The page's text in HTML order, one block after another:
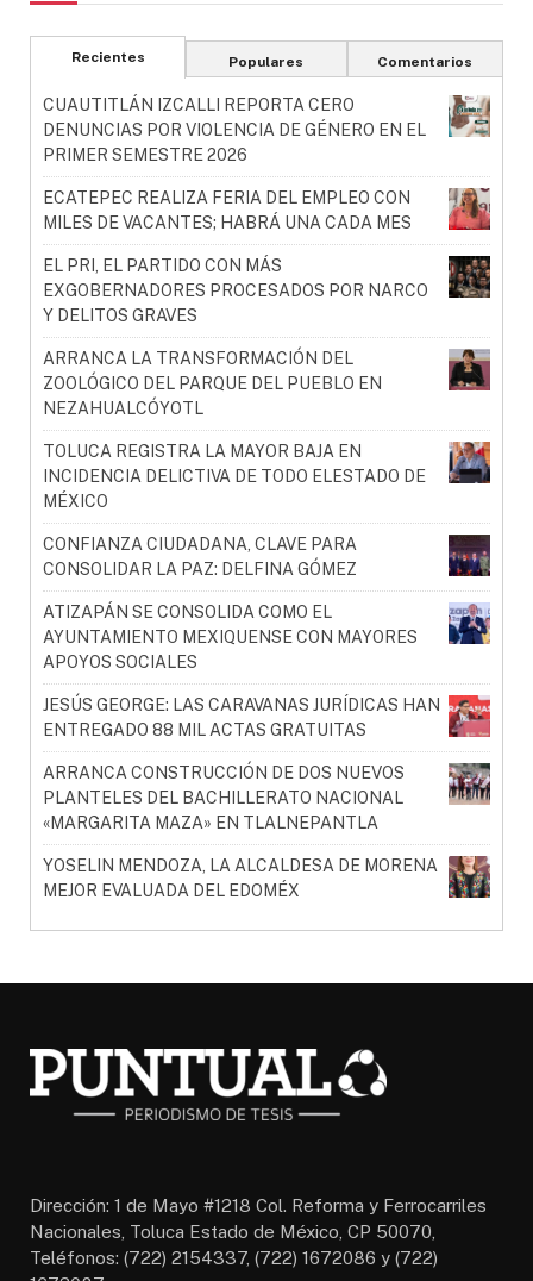
Recientes Populares Comentarios
CUAUTITLÁN IZCALLI REPORTA CERO
DENUNCIAS POR VIOLENCIA DE GÉNERO EN EL
PRIMER SEMESTRE 2026
ECATEPEC REALIZA FERIA DEL EMPLEO CON
MILES DE VACANTES; HABRÁ UNA CADA MES
EL PRI, EL PARTIDO CON MÁS
EXGOBERNADORES PROCESADOS POR NARCO
Y DELITOS GRAVES
ARRANCA LA TRANSFORMACIÓN DEL
ZOOLÓGICO DEL PARQUE DEL PUEBLO EN
NEZAHUALCÓYOTL
TOLUCA REGISTRA LA MAYOR BAJA EN
INCIDENCIA DELICTIVA DE TODO ELESTADO DE
MÉXICO
CONFIANZA CIUDADANA, CLAVE PARA
CONSOLIDAR LA PAZ: DELFINA GÓMEZ
ATIZAPÁN SE CONSOLIDA COMO EL
AYUNTAMIENTO MEXIQUENSE CON MAYORES
APOYOS SOCIALES
JESÚS GEORGE: LAS CARAVANAS JURÍDICAS HAN
ENTREGADO 88 MIL ACTAS GRATUITAS
ARRANCA CONSTRUCCIÓN DE DOS NUEVOS
PLANTELES DEL BACHILLERATO NACIONAL
«MARGARITA MAZA» EN TLALNEPANTLA
YOSELIN MENDOZA, LA ALCALDESA DE MORENA
MEJOR EVALUADA DEL EDOMÉX
Dirección: 1 de Mayo #1218 Col. Reforma y Ferrocarriles
Nacionales, Toluca Estado de México, CP 50070,
Teléfonos: (722) 2154337, (722) 1672086 y (722)